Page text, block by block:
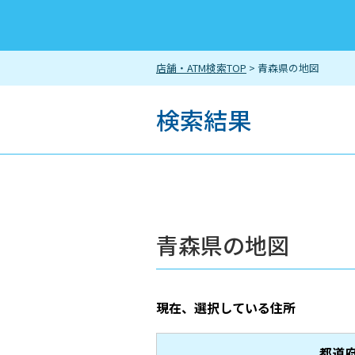
店舗・ATM検索TOP > 青森県の地図
検索結果
青森県の地図
現在、選択している住所